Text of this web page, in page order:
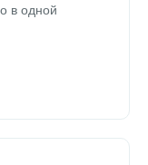
в одной